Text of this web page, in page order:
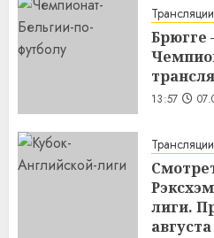
Брюгге
13:57
лиги.
августа